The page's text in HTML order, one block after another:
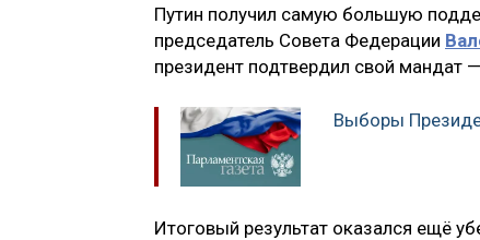
Путин получил самую большую
председатель Совета Федерации
президент подтвердил свой мандат
Выборы
Итоговый результат оказался ещё